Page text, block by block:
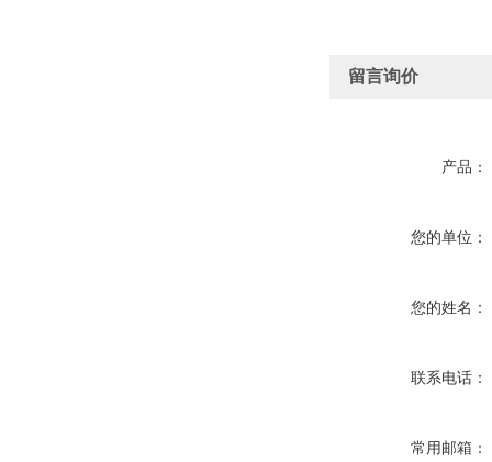
留言询价
产品：
您的单位：
您的姓名：
联系电话：
常用邮箱：